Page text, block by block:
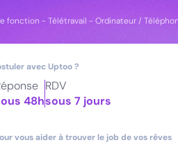
fonction - Télétravail - Ordinateur /
avec Uptoo ?
48h
RDV
sous 7 jours
vous aider à trouver le job de vos rêves